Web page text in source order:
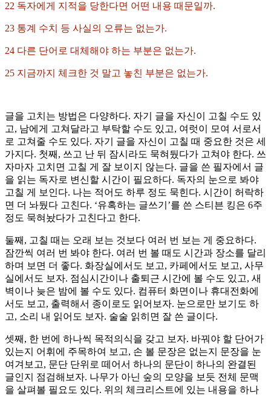
22 독자에게 지적을 당한다면 어떤 내용 때문일까.
23 통계 수치 등 사실의 오류는 없는가.
24 다른 단어로 대체해야 하는 부분은 없는가.
25 지금까지 체크한 것 말고 놓친 부분은 없는가.
글을 고치는 방법은 다양하다. 자기 글을 자신이 고칠 수도 있
고, 남에게 고쳐달라고 부탁할 수도 있고, 여럿이 모여 서로서
로 고쳐줄 수도 있다. 자기 글을 자신이 고칠 때 중요한 것은 세
가지다. 첫째, 쓰고 난 뒤 잠시라도 묵혀뒀다가 고쳐야 한다. 쓰
자마자 고치면 고칠 게 잘 보이지 않는다. 글을 쓴 필자에서 글
을 읽는 독자로 변신할 시간이 필요하다. 독자의 눈으로 봐야
고칠 게 보인다. 나는 적어도 하루 정도 묵힌다. 시간이 허락하
면 더 놔뒀다 고친다. ‘유혹하는 글쓰기’를 쓴 스티븐 킹은 6주
정도 묵혀놨다가 고친다고 한다.
둘째, 고칠 때는 오래 보는 것보다 여러 번 보는 게 중요하다.
잠깐씩 여러 번 봐야 한다. 여러 번 볼 때도 시간과 장소를 달리
하며 보면 더 좋다. 화장실에서도 보고, 카페에서도 보고, 사무
실에서도 보자. 점심시간이나 출퇴근 시간에 볼 수도 있고, 새
벽이나 늦은 밤에 볼 수도 있다. 컴퓨터 화면이나 휴대전화에
서도 보고, 출력해서 종이로도 읽어보자. 눈으로만 보기도 하
고, 소리 내 읽어도 보자. 술술 읽히면 잘 쓴 글이다.
셋째, 한 번에 하나씩 목적의식을 갖고 보자. 바꿔야 할 단어가
있는지 어휘에 주목하여 보고, 손 볼 문장은 없는지 문장을 눈
여겨보고, 문단 단위로 떼어서 하나의 문단이 하나의 완결된
글인지 점검해보자. 나무가 아닌 숲의 모양을 보듯 전체 문맥
을 살펴볼 필요도 있다. 위의 체크리스트에 있는 내용을 하나